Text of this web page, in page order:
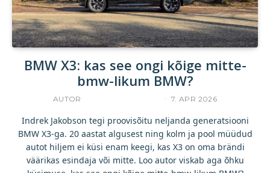
BMW X3: kas see ongi kõige mitte-
bmw-likum BMW?
AUTOR 7. APR 2026
Indrek Jakobson tegi proovisõitu neljanda generatsiooni
BMW X3-ga. 20 aastat algusest ning kolm ja pool müüdud
autot hiljem ei küsi enam keegi, kas X3 on oma brändi
väärikas esindaja või mitte. Loo autor viskab aga õhku